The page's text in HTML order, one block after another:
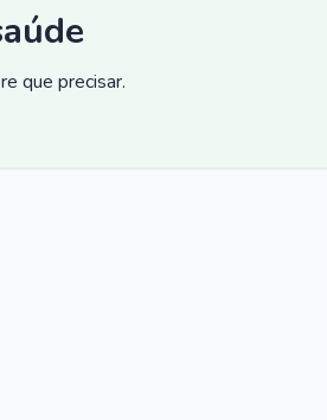
que precisar.